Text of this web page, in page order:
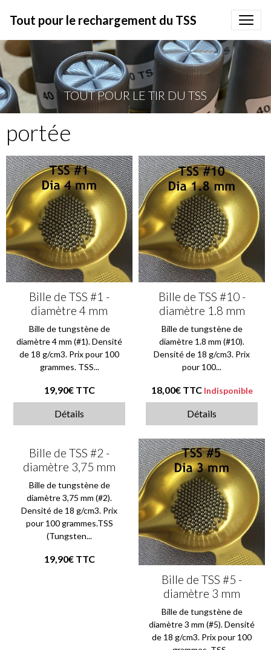
Tout pour le rechargement du TSS
TOUT POUR LE TIR DU TSS
portée
Bille de TSS #1 -
diamètre 4 mm
Bille de tungstène de
diamètre 4 mm (#1). Densité
de 18 g/cm3. Prix pour 100
grammes. TSS...
19,90€ TTC
Détails
Bille de TSS #10 -
diamètre 1.8 mm
Bille de tungstène de
diamètre 1.8 mm (#10).
Densité de 18 g/cm3. Prix
pour 100...
18,00€ TTC Indisponible
Détails
Bille de TSS #2 -
diamètre 3,75 mm
Bille de tungstène de
diamètre 3,75 mm (#2).
Densité de 18 g/cm3. Prix
pour 100 grammes.TSS
(Tungsten...
19,90€ TTC
Bille de TSS #5 -
diamètre 3 mm
Bille de tungstène de
diamètre 3 mm (#5). Densité
de 18 g/cm3. Prix pour 100